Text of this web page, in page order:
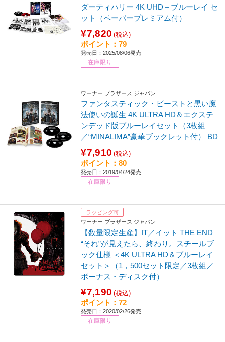
ダーティハリー 4K UHD＋ブルーレイ セ
ット（ペーパープレミアム付）
¥7,820 (税込)
ポイント：79
発売日：2025/08/06発売
在庫限り
ワーナー ブラザース ジャパン
ファンタスティック・ビーストと黒い魔
法使いの誕生 4K ULTRA HD＆エクステ
ンデッド版ブルーレイセット（3枚組
／“MINALIMA”豪華ブックレット付） BD
¥7,910 (税込)
ポイント：80
発売日：2019/04/24発売
在庫限り
ラッピング可
ワーナー ブラザース ジャパン
【数量限定生産】IT／イット THE END
“それ”が見えたら、終わり。スチールブ
ック仕様 ＜4K ULTRA HD＆ブルーレイ
セット＞（1，500セット限定／3枚組／
ボーナス・ディスク付）
¥7,190 (税込)
ポイント：72
発売日：2020/02/26発売
在庫限り